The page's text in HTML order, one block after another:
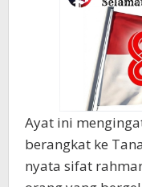
Ayat ini
berangkat ke
nyata sifat